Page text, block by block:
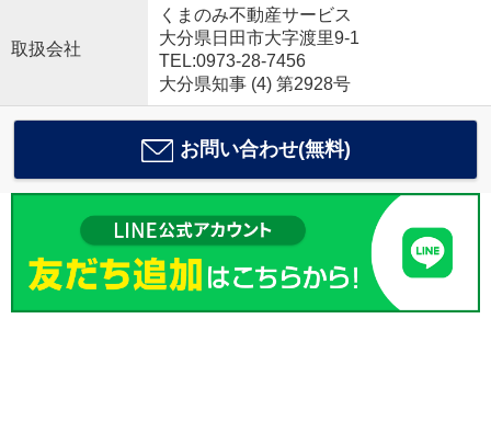
取扱会社
くまのみ不動産サービス
大分県日田市大字渡里9-1
TEL:0973-28-7456
大分県知事 (4) 第2928号
お問い合わせ(無料)